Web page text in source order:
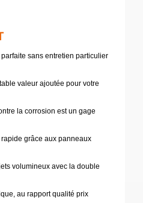
sans entretien particulier
valeur ajoutée pour votre
la corrosion est un gage
grâce aux panneaux
volumineux avec la double
au rapport qualité prix